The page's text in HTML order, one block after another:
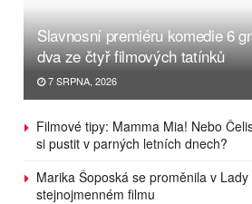
Slavnosní premiéru komedie 6
dva ze čtyř filmových tatínků
7 SRPNA, 2026
Filmové tipy: Mamma Mia! Nebo
si pustit v parných letních dnech?
Marika Šoposká se proměnila v
stejnojmenném filmu